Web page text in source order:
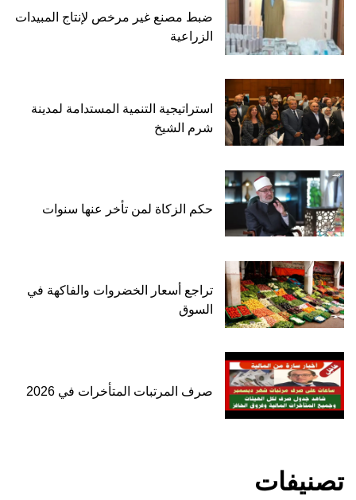
ضبط مصنع غير مرخص لإنتاج المبيدات
الزراعية
استراتيجية التنمية المستدامة لمدينة
شرم الشيخ
حكم الزكاة لمن تأخر عنها سنوات
تراجع أسعار الخضروات والفاكهة في
السوق
صرف المرتبات المتأخرات في 2026
تصنيفات